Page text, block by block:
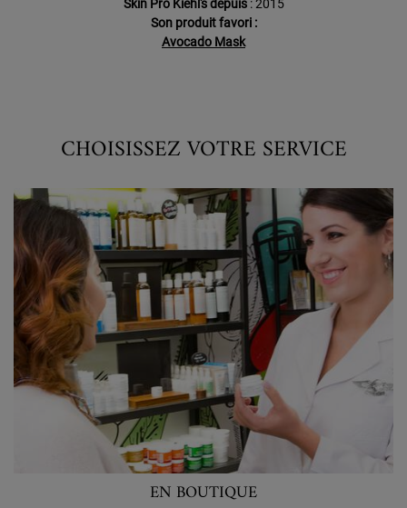
Skin Pro Kiehl's depuis: 2015
Son produit favori :
Avocado Mask
CHOISISSEZ VOTRE SERVICE
EN BOUTIQUE